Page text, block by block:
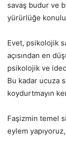
savaş budur ve
yürürlüğe
Evet, psikolojik
açısından en
psikolojik ve
Bu kadar ucuza
koydurtmayın
Faşizmin temel
eylem